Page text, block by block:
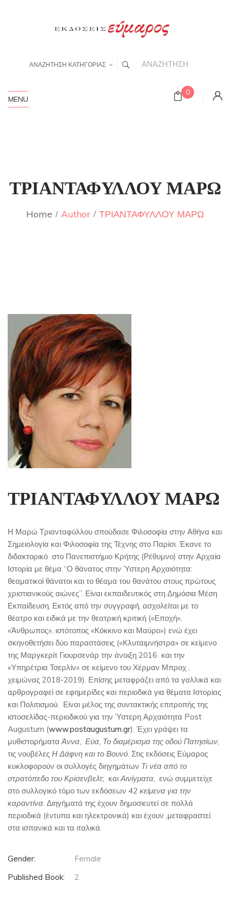
ΑΝΑΖΗΤΗΣΗ ΚΑΤΗΓΟΡΙΑΣ
0
MENU
ΤΡΙΑΝΤΑΦΥΛΛΟΥ ΜΑΡΩ
Home Author ΤΡΙΑΝΤΑΦΥΛΛΟΥ ΜΑΡΩ
ΤΡΙΑΝΤΑΦΥΛΛΟΥ ΜΑΡΩ
Η Μαρώ Τριανταφύλλου σπούδασε Φιλοσοφία στην Αθήνα και
Σημειολογία και Φιλοσοφία της Τέχνης στο Παρίσι. Έκανε το
διδακτορικό στο Πανεπιστήμιο Κρήτης (Ρέθυμνο) στην Αρχαία
Ιστορία με θέμα “Ο θάνατος στην Ύστερη Αρχαιότητα:
θεαματικοί θάνατοι και το θέαμα του θανάτου στους πρώτους
χριστιανικούς αιώνες”. Είναι εκπαιδευτικός στη Δημόσια Μέση
Εκπαίδευση. Εκτός από την συγγραφή, ασχολείται με το
θέατρο και ειδικά με την θεατρική κριτική («Εποχή»,
«Άνθρωπος», ιστότοπος «Κόκκινο και Μαύρο») ενώ έχει
σκηνοθετήσει δύο παραστάσεις («Κλυταιμνήστρα» σε κείμενο
της Μαργκερίτ Γιουρσενάρ την άνοιξη 2016 και την
«Υπηρέτρια Τσερλίν» σε κείμενο του Χέρμαν Μπροχ ,
χειμώνας 2018-2019). Επίσης μεταφράζει από τα γαλλικά και
αρθρογραφεί σε εφημερίδες και περιοδικά για θέματα Ιστορίας
και Πολιτισμού. Είναι μέλος της συντακτικής επιτροπής της
ιστοσελίδας-περιοδικού για την Ύστερη Αρχαιότητα Post
Augustum (www.postaugustum.gr). Έχει γράψει τα
μυθιστορήματα Άννα, Εύα, Το διαμέρισμα της οδού Πατησίων,
τις νουβέλες Η Δάφνη και το Βουνό. Στις εκδόσεις Εύμαρος
κυκλοφορούν οι συλλογές διηγημάτων Τι νέα από το
στρατόπεδο του Κρίσενβελτ; καιΑινίγματα, ενώ συμμετείχε
στο συλλογικό τόμο των εκδόσεων 42 κείμενα για την
καραντίνα. Διηγήματά της έχουν δημοσιευτεί σε πολλά
περιοδικά (έντυπα και ηλεκτρονικά) και έχουν ,μεταφραστεί
στα ισπανικά και τα ιταλικά.
Gender:
Female
Published Book:
2